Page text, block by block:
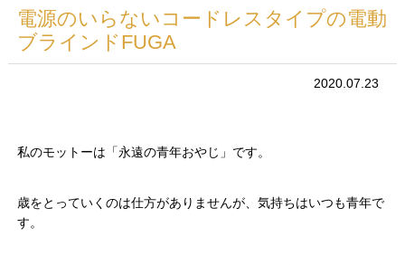
電源のいらないコードレスタイプの電動
ブラインドFUGA
2020.07.23
私のモットーは「永遠の青年おやじ」です。
歳をとっていくのは仕方がありませんが、気持ちはいつも青年で
す。